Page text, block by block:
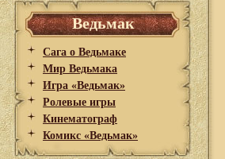
Ведьмак
Сага о Ведьмаке
Мир Ведьмака
Игра «Ведьмак»
Ролевые игры
Кинематограф
Комикс «Ведьмак»